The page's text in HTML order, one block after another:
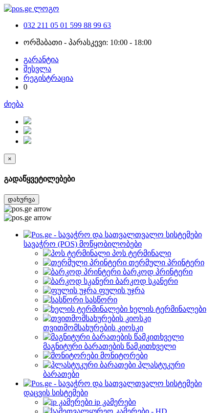
032 211 05 01 599 88 99 63
ორშაბათი - პარასკევი: 10:00 - 18:00
გარანტია
შესვლა
რეგისტრაცია
0
ძიება
×
გადაწყვეტილებები
დახურვა
სავაჭრო (POS) მოწყობილობები
პოს ტერმინალი
თერმული პრინტერი
ბარკოდ პრინტერი
ბარკოდ სკანერი
ფულის უჯრა
სასწორი
ხელის ტერმინალები
თვითმომსახურების კიოსკი
მაგნიტური ბარათების წამკითხველი
მონიტორები
პლასტუკური
ბარათები
დაცვის სისტემები
ip კამერები